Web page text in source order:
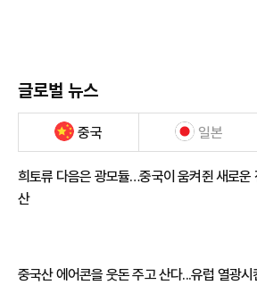
글로벌 뉴스
중국 일본
희토류 다음은 광모듈…중국이 움켜쥔 새로운
산
중국산 에어콘을 웃돈 주고 산다...유럽 열광시